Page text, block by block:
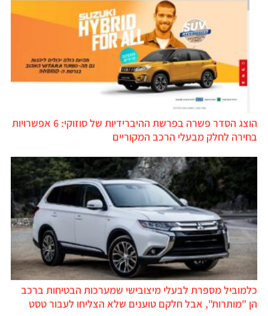
הוצג הסדר פשרה בפרשת ההיברידיות של סוזוקי: 6 אפשרויות
בחירה לחלק מבעלי הרכב המקוריים
כלמוביל מספרת לבעלי מיצובישי שמערכות הבטיחות ברכב
הן "מותרות", אבל חלקם טוענים שלא הצליחו לעבור טסט